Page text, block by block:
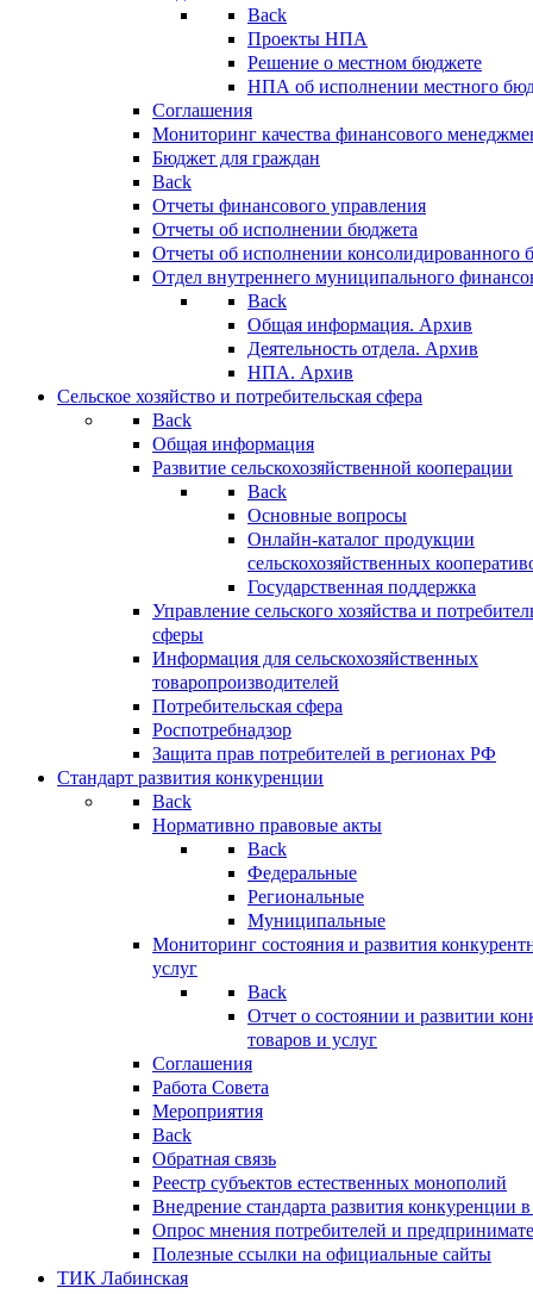
Back
Проекты НПА
Решение о местном бюджете
НПА об исполнении местного
Соглашения
Мониторинг качества финансового
Бюджет для граждан
Back
Отчеты финансового управления
Отчеты об исполнении бюджета
Отчеты об исполнении консолидированного
Отдел внутреннего муниципального
Back
Общая информация. Архив
Деятельность отдела. Архив
НПА. Архив
Сельское хозяйство и потребительская сфера
Back
Общая информация
Развитие сельскохозяйственной кооперации
Back
Основные вопросы
Онлайн-каталог продукции
сельскохозяйственных
Государственная поддержка
Управление сельского хозяйства и
сферы
Информация для сельскохозяйственных
товаропроизводителей
Потребительская сфера
Роспотребнадзор
Защита прав потребителей в регионах РФ
Стандарт развития конкуренции
Back
Нормативно правовые акты
Back
Федеральные
Региональные
Муниципальные
Мониторинг состояния и развития
услуг
Back
Отчет о состоянии и развитии
товаров и услуг
Соглашения
Работа Совета
Мероприятия
Back
Обратная связь
Реестр субъектов естественных монополий
Внедрение стандарта развития конкуренции
Опрос мнения потребителей и
Полезные ссылки на официальные сайты
ТИК Лабинская